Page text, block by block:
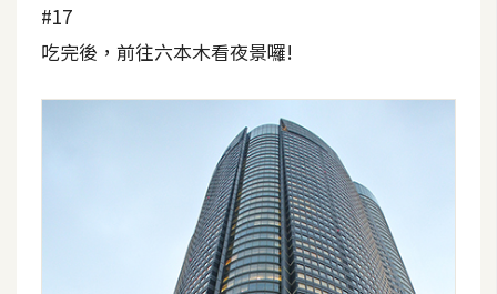
#17
吃完後，前往六本木看夜景囉!